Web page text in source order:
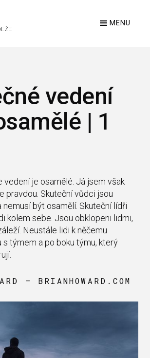
MENU
vedení
| 1
vedení je osamělé. Já jsem však
pravdou. Skuteční vůdci jsou
nemusí být osamělí. Skuteční lídři
kolem sebe. Jsou obklopeni lidmi,
Neustále lidi k něčemu
s týmem a po boku týmu, který
— BRIANHOWARD.COM